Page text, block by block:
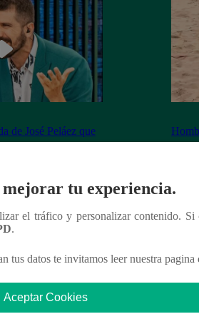
de José Peláez que
mejorar tu experiencia.
el tráfico y personalizar contenido. Si
.
tus datos te invitamos leer nuestra pagina
Aceptar Cookies